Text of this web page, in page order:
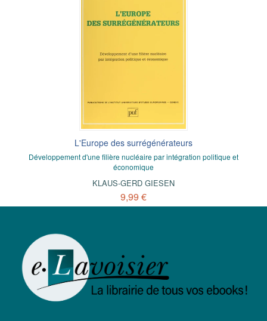
L'Europe des surrégénérateurs
Développement d'une filière nucléaire par intégration politique et
économique
KLAUS-GERD GIESEN
9,99 €